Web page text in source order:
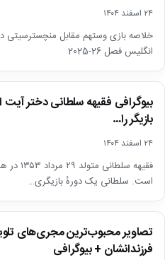
۲۴ اسفند ۱۴۰۴
خلاصه بازی وستهم مقابل منچسترسیتی
انگلیس فصل 26-2025
بیوگرافی فقیهه سلطانی دختر آیت
بازیگر را…
۲۴ اسفند ۱۴۰۴
فقیهه
است. سلطانی یک دورهٔ بازیگری…
تصاویر محبوب‌ترین مجری‌های
فرزندانشان + بیوگرافی